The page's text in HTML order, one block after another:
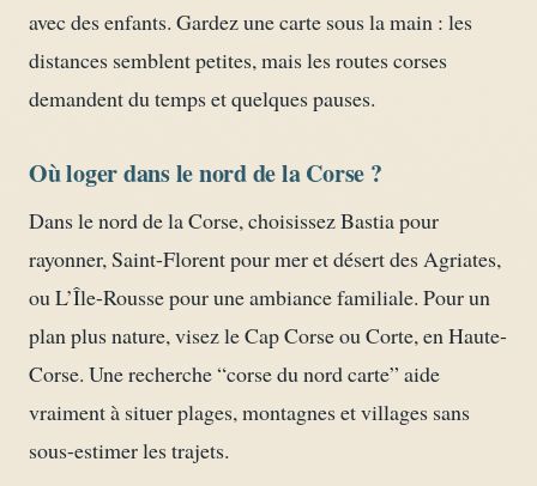
avec des enfants. Gardez une carte sous la main : les
distances semblent petites, mais les routes corses
demandent du temps et quelques pauses.
Où loger dans le nord de la Corse ?
Dans le nord de la Corse, choisissez Bastia pour
rayonner, Saint-Florent pour mer et désert des Agriates,
ou L’Île-Rousse pour une ambiance familiale. Pour un
plan plus nature, visez le Cap Corse ou Corte, en Haute-
Corse. Une recherche “corse du nord carte” aide
vraiment à situer plages, montagnes et villages sans
sous-estimer les trajets.